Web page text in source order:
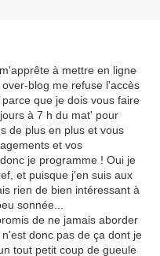
à mettre en ligne
blog me refuse l'accès
que je dois vous faire
à 7 h du mat' pour
de plus en plus et vous
et vos
je programme ! Oui je
et puisque j'en suis aux
rien de bien intéressant à
sonnée...
de ne jamais aborder
donc pas de ça dont je
tout petit coup de gueule